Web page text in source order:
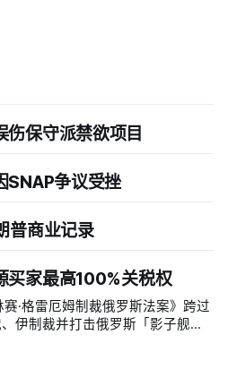
伤保守派禁欲项目
SNAP争议受挫
普商业记录
买家最高100%关税权
·格雷厄姆制裁俄罗斯法案》跨过
伊制裁并打击俄罗斯「影子舰
口方的税率在0至100%之间调